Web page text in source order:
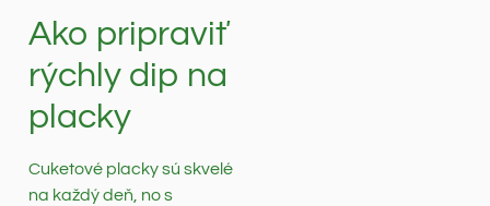
Ako pripraviť
rýchly dip na
placky
Cuketové placky sú skvelé
na každý deň, no s